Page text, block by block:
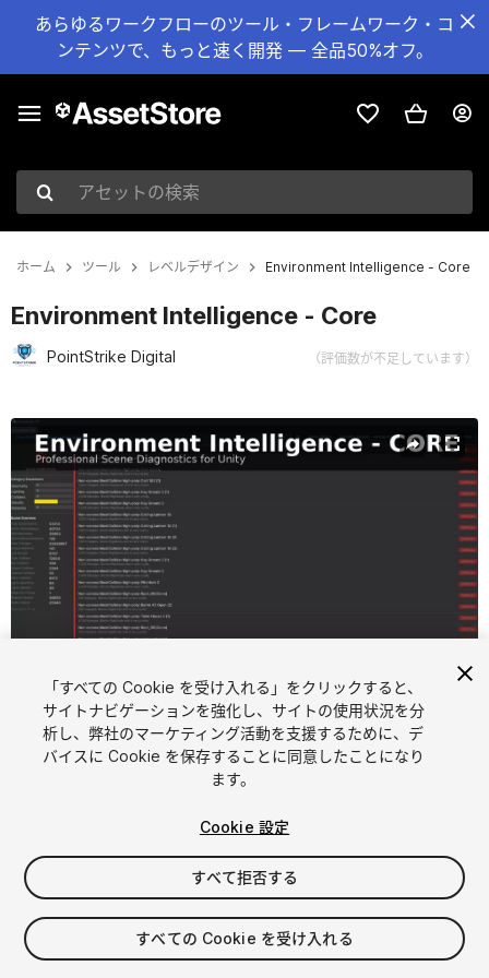
あらゆるワークフローのツール・フレームワーク・コ
ンテンツで、もっと速く開発 — 全品50%オフ。
アセットの検索
ホーム ツール レベルデザイン Environment Intelligence - Core
Environment Intelligence - Core
PointStrike Digital （評価数が不足しています）
現在のスライド：1 / 7
1 /7
$79
シート 1
「すべての Cookie を受け入れる」をクリックすると、
サイトナビゲーションを強化し、サイトの使用状況を分
析し、弊社のマーケティング活動を支援するために、デ
バイスに Cookie を保存することに同意したことになり
ます。
Cookie 設定
すべて拒否する
すべての Cookie を受け入れる